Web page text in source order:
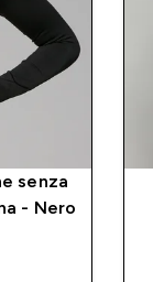
senza
- Nero